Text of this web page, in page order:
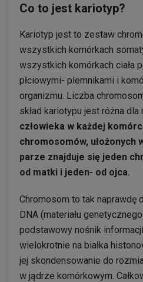
Co to jest kariotyp?
Kariotyp jest to zestaw
wszystkich komórkach
wszystkich komórkach ciała
płciowymi- plemnikami i
organizmu. Liczba
skład kariotypu jest różna dla
człowieka w każdej
chromosomów, ułożonych
parze znajduje się jeden
od matki i jeden- od ojca.
Chromosom to tak naprawdę
DNA (materiału
podstawowy nośnik
wielokrotnie na białka
jej skondensowanie do
w jądrze komórkowym.